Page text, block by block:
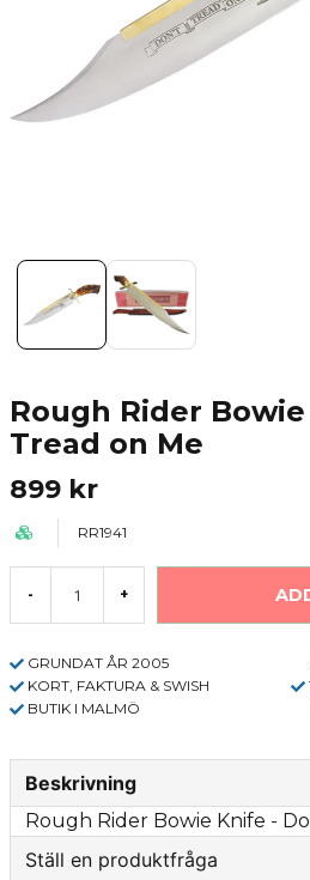
Rough Rider
Tread on Me
899 kr
RR1941
- +
GRUNDAT ÅR 2005
KORT, FAKTURA & SWISH
BUTIK I MALMÖ
Beskrivning
Rough Rider Bowie Knife -
Ställ en produktfråga